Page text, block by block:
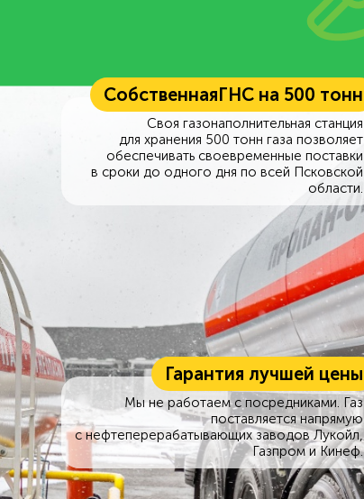
СобственнаяГНС на 500 тонн
Своя газонаполнительная станция
для хранения 500 тонн газа позволяет
обеспечивать своевременные поставки
в сроки до одного дня по всей Псковской
области.
Гарантия лучшей цены
Мы не работаем с посредниками. Газ
поставляется напрямую
с нефтеперерабатывающих заводов Лукойл,
Газпром и Кинеф.